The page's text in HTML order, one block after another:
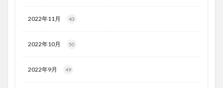
2022年11月 43
2022年10月 50
2022年9月 49